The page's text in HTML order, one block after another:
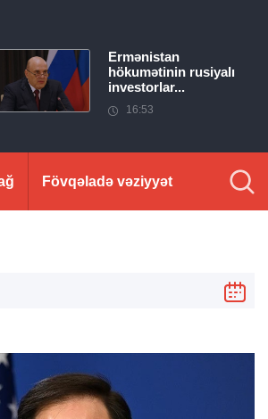
Ermənistan
hökumətinin rusiyalı
investorlar...
16:53
Fövqəladə vəziyyət